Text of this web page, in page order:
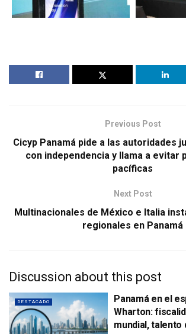
Previous Post
Cicyp Panamá pide a las autoridades
con independencia y llama a evitar
pacíficas
Next Post
Multinacionales de México e Italia
regionales en Panamá
Discussion about this post
DESTACADO
Panamá en el
Wharton:
mundial, talento